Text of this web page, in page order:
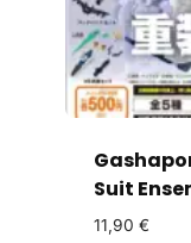
Suit
11,90 €